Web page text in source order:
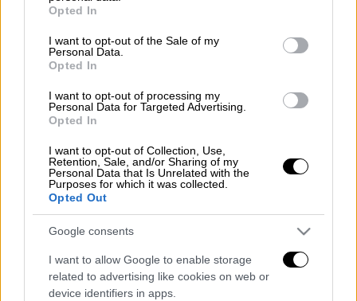
use your data for below specified purposes in below Google
consent section.
Opted In
I want to opt-out of the Sale of my
Personal Data.
Opted In
I want to opt-out of processing my
Personal Data for Targeted Advertising.
Opted In
I want to opt-out of Collection, Use,
Retention, Sale, and/or Sharing of my
Personal Data that Is Unrelated with the
Purposes for which it was collected.
Opted Out
Google consents
I want to allow Google to enable storage
related to advertising like cookies on web or
device identifiers in apps.
επαναπρογραμματισμό της
συνάντησης με αμερικανούς
αξιωματούχους που είχε ακυρωθεί
«Η αγαπημένη σύζυγός του Χαντάσα και μέλη
της οικογενείας του ήταν στο πλευρό του»
στις τελευταίες του στιγμές, αναφέρει η
σχετική ανακοίνωση.
Ο Τζο Λίμπερμαν ήταν υποψήφιος
στις εκλογές του
2000, τις οποίες κέρδισε ο Ρεπουμπλικάνος
Τζορτζ Μπους ο νεότερος. Η κηδεία του